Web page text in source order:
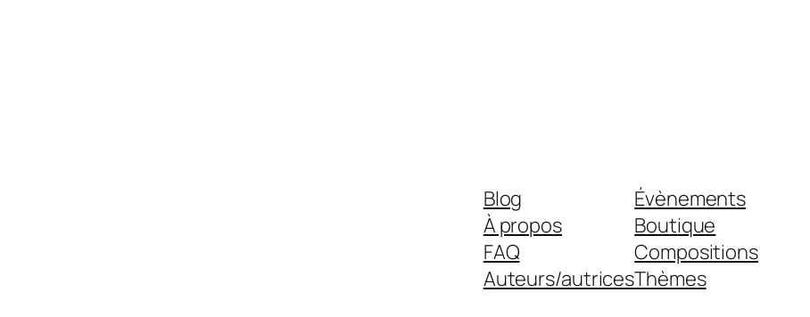
Blog
À propos
FAQ
Auteurs/autrices
Évènements
Boutique
Compositions
Thèmes